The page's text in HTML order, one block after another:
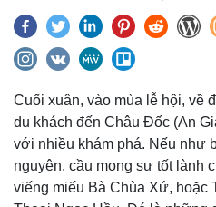
Cuối xuân, vào mùa lễ hội, về
du khách đến Châu Đốc (An
với nhiều khám phá. Nếu như
nguyện, cầu mong sự tốt lành
viếng miếu Bà Chùa Xứ, hoặc